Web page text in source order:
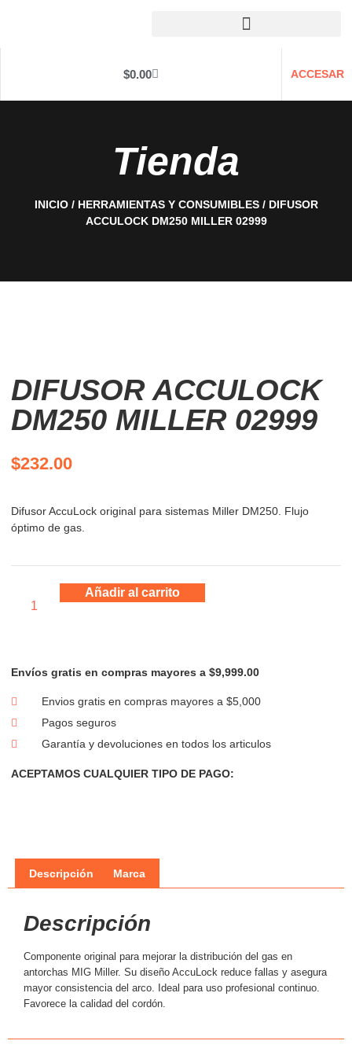
$0.00 ACCESAR
Tienda
INICIO/ HERRAMIENTAS Y CONSUMIBLES/ DIFUSOR
ACCULOCK DM250 MILLER 02999
DIFUSOR ACCULOCK
DM250 MILLER 02999
$232.00
Difusor AccuLock original para sistemas Miller DM250. Flujo
óptimo de gas.
Añadir al carrito
Envíos gratis en compras mayores a $9,999.00
Envios gratis en compras mayores a $5,000
Pagos seguros
Garantía y devoluciones en todos los articulos
ACEPTAMOS CUALQUIER TIPO DE PAGO:
Descripción Marca
Descripción
Componente original para mejorar la distribución del gas en
antorchas MIG Miller. Su diseño AccuLock reduce fallas y asegura
mayor consistencia del arco. Ideal para uso profesional continuo.
Favorece la calidad del cordón.